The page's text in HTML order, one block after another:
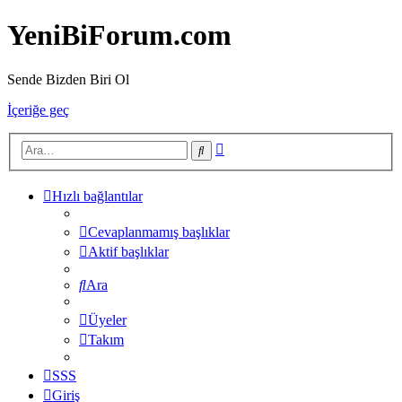
YeniBiForum.com
Sende Bizden Biri Ol
İçeriğe geç
Ara
Hızlı bağlantılar
Cevaplanmamış başlıklar
Aktif başlıklar
Ara
Üyeler
Takım
SSS
Giriş